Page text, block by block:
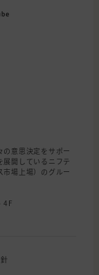
意思決定をサポー
展開しているニフテ
市場上場）のグルー
4F